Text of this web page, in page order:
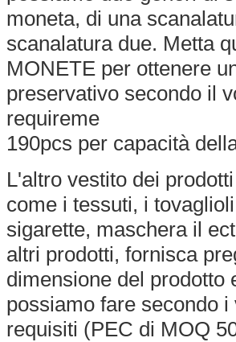
moneta, di una
scanalatura due. Metta
MONETE per ottenere
preservativo secondo il
requireme
190pcs per capacità
L'altro vestito dei
come i tessuti, i
sigarette, maschera il
altri prodotti, fornisca
dimensione del prodotto
possiamo fare secondo i
requisiti (PEC di MOQ